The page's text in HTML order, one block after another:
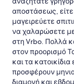
αποστάσεως,
μαγειρεύετε
να χαλαρώσετε με
στη Vrbo. Πολλά
στον προορισμό
και τα
προσφέρουν
διαμονή και